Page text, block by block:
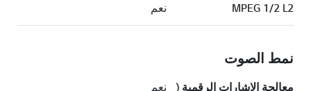
MPEG 1/2 L2 نعم
نمط الصوت
معالجة الإشارات الرقمية ( نعم